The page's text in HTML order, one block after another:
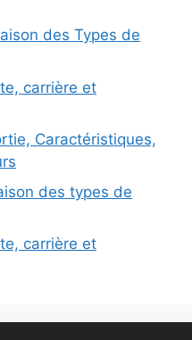
des Types de
carrière et
Caractéristiques,
des types de
carrière et